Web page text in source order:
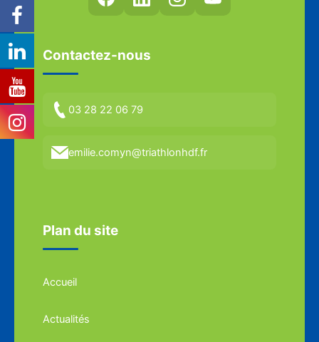
Contactez-nous
03 28 22 06 79
emilie.comyn@triathlonhdf.fr
Plan du site
Accueil
Actualités